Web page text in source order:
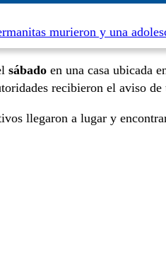
murieron y una
sábado en una casa ubicada
recibieron el aviso
llegaron a lugar y